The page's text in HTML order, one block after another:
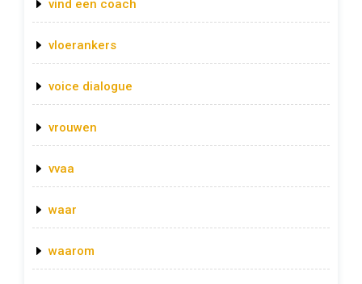
vind een coach
vloerankers
voice dialogue
vrouwen
vvaa
waar
waarom